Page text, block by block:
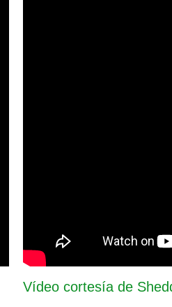
Vídeo cortesía de